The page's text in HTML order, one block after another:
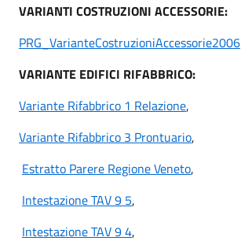
VARIANTI COSTRUZIONI ACCESSORIE:
PRG_VarianteCostruzioniAccessorie2006
VARIANTE EDIFICI RIFABBRICO:
Variante Rifabbrico 1 Relazione,
Variante Rifabbrico 3 Prontuario,
Estratto Parere Regione Veneto,
Intestazione TAV 9 5,
Intestazione TAV 9 4,